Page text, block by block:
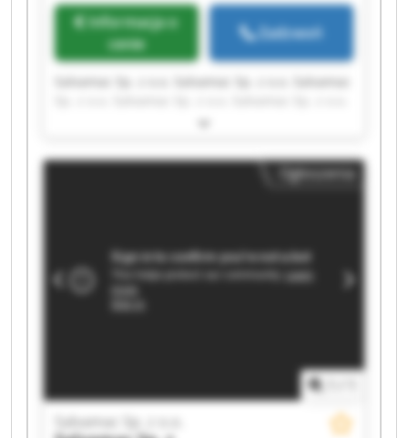
Informacja o
cenie
Zadzwoń
Salvamac Sp. z o.o. Salvamac Sp. z o.o. Salvamac
Salvamac Sp. z o.o. Salvamac Sp. z o.o. Salvamac
Salvamac Sp. z o.o. Salvamac Sp. z o.o. Salvamac
Ogłoszenia
Salvamac Sp. z o.o.